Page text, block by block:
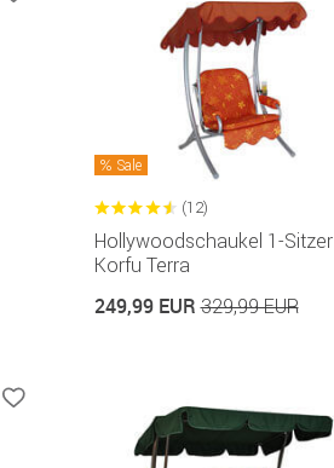
Sale
(12)
Hollywoodschaukel 1-Sitzer
Korfu Terra
249,99 EUR329,99 EUR